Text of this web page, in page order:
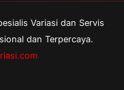
Variasi dan Servis
dan Terpercaya.